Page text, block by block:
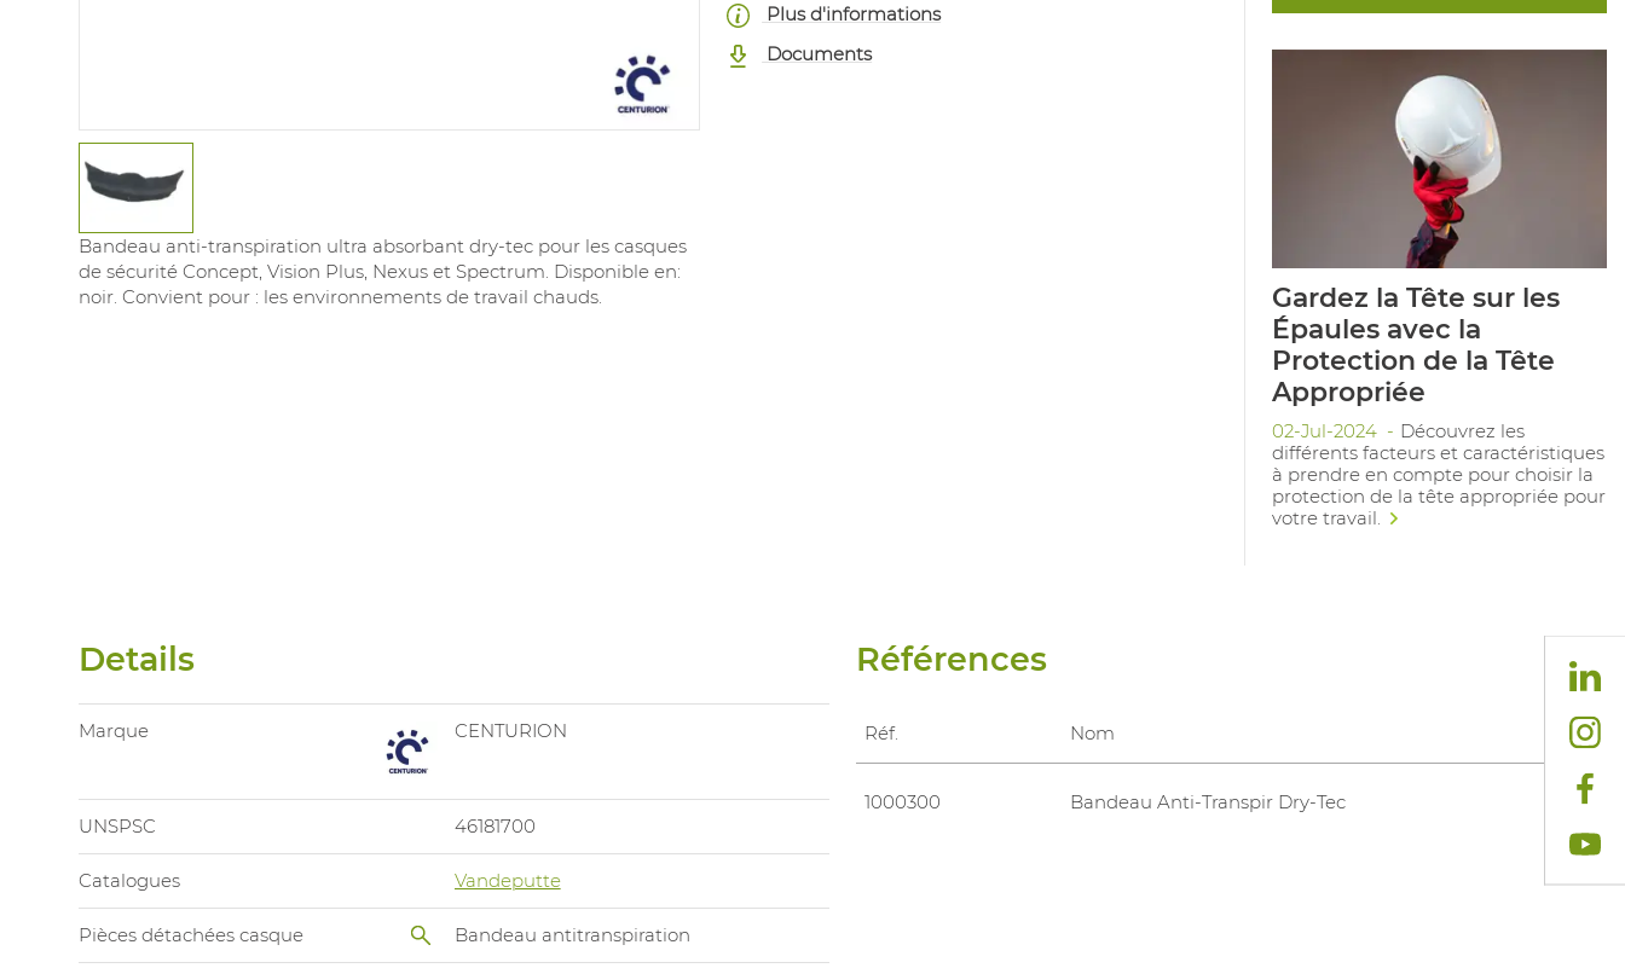
Bandeau anti-transpiration ultra absorbant dry-tec pour les casques
de sécurité Concept, Vision Plus, Nexus et Spectrum. Disponible en:
noir. Convient pour : les environnements de travail chauds.
Plus d'informations
Documents
Gardez la Tête sur les
Épaules avec la
Protection de la Tête
Appropriée
02-Jul-2024
Découvrez les
différents facteurs et caractéristiques
à prendre en compte pour choisir la
protection de la tête appropriée pour
votre travail.
Details
Marque CENTURION
UNSPSC 46181700
Catalogues Vandeputte
Pièces détachées casque Bandeau antitranspiration
Références
Réf. Nom
1000300 Bandeau Anti-Transpir Dry-Tec